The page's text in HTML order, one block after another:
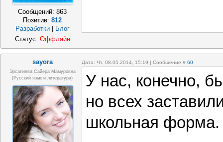
Сообщений:863
Позитив:812
Разработки
Блог
Статус: Оффлайн
sayora Дата: Чт, 08.05.2014, 15:19 | Сообщение # 60
Эрсалиева Сайёра Мамуровна
(русский язык и литература)
У нас, конечно,
но всех
школьная форма.